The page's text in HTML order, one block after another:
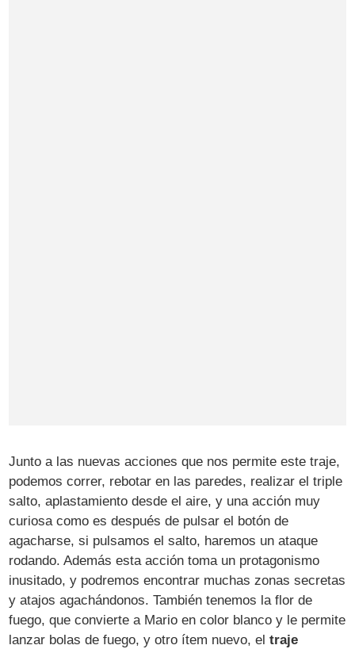
Junto a las nuevas acciones que nos permite este traje,
podemos correr, rebotar en las paredes, realizar el triple
salto, aplastamiento desde el aire, y una acción muy
curiosa como es después de pulsar el botón de
agacharse, si pulsamos el salto, haremos un ataque
rodando. Además esta acción toma un protagonismo
inusitado, y podremos encontrar muchas zonas secretas
y atajos agachándonos. También tenemos la flor de
fuego, que convierte a Mario en color blanco y le permite
lanzar bolas de fuego, y otro ítem nuevo, eltraje